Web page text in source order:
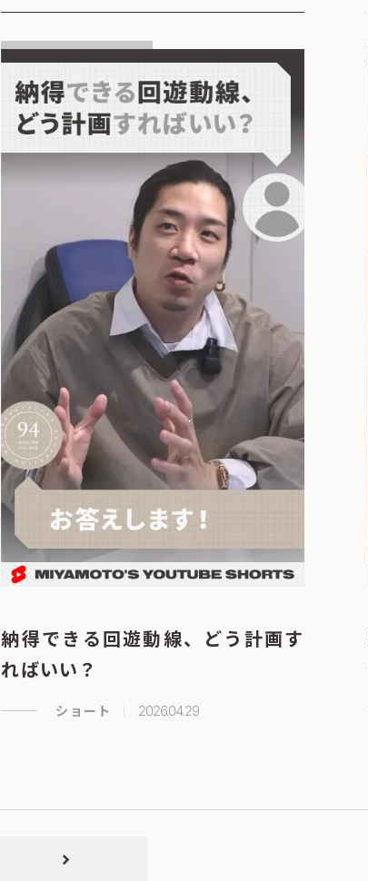
納得できる回遊動線、どう計画す
ればいい？
ショート 2026.04.29
chevron_right